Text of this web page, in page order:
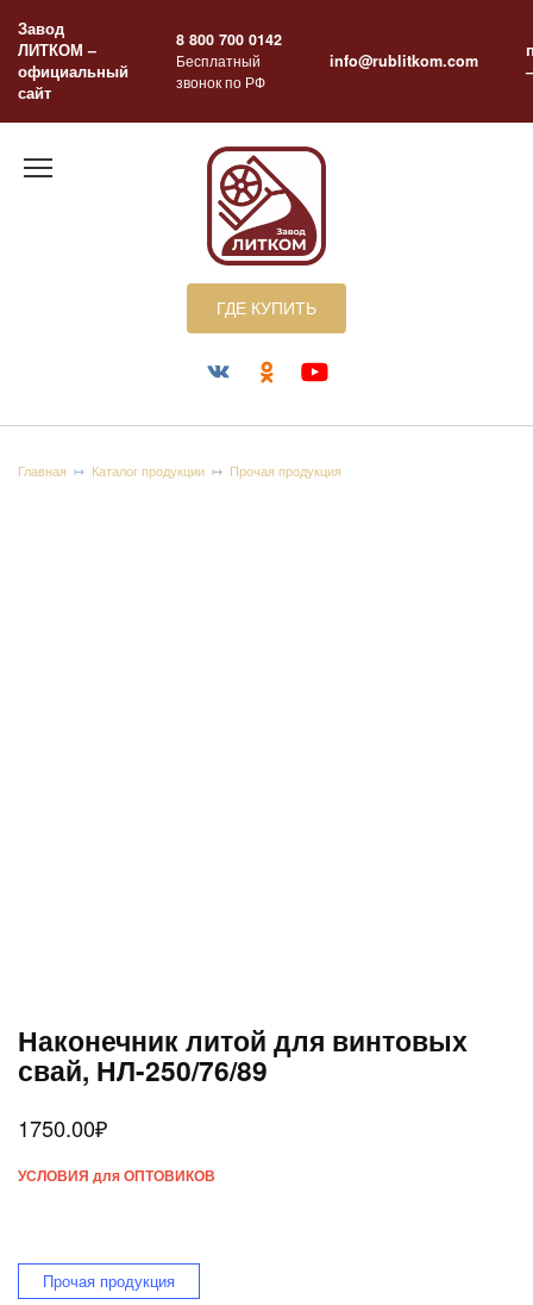
содержанию
Завод
ЛИТКОМ –
официальный
сайт
8 800 700 0142
Бесплатный
звонок по РФ
info@rublitkom.com
ГДЕ КУПИТЬ
Главная Каталог продукции Прочая продукция
Наконечник литой для винтовых
свай, НЛ-250/76/89
1750.00₽
УСЛОВИЯ для ОПТОВИКОВ
Прочая продукция